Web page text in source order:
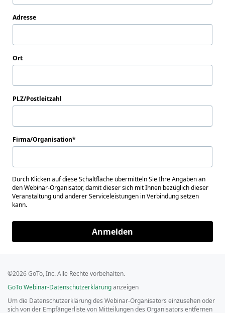
Adresse
Ort
PLZ/Postleitzahl
Firma/Organisation
Durch Klicken auf diese Schaltfläche übermitteln Sie Ihre Angaben an
den Webinar-Organisator, damit dieser sich mit Ihnen bezüglich dieser
Veranstaltung und anderer Serviceleistungen in Verbindung setzen
kann.
Anmelden
©2026 GoTo, Inc. Alle Rechte vorbehalten.
GoTo Webinar-Datenschutzerklärunganzeigen
Um die Datenschutzerklärung des Webinar-Organisators einzusehen oder
sich von der Empfängerliste von Mitteilungen des Organisators entfernen